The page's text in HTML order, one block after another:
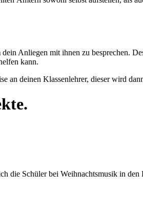
Anliegen mit ihnen zu besprechen.
kann.
an deinen Klassenlehrer, dieser wird
die Schüler bei Weihnachtsmusik in den